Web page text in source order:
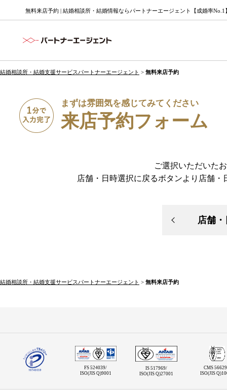
無料来店予約 | 結婚相談所・結婚情報ならパートナーエージェント【成婚率No.1
結婚相談所・結婚支援サービスパートナーエージェント > 無料来店予約
まずは雰囲気を感じてみてください
来店予約フォーム
ご選択いただいた
店舗・日時選択に戻るボタンより店舗
店舗
結婚相談所・結婚支援サービスパートナーエージェント > 無料来店予約
FS 524039/
ISO(JIS Q)9001
IS 517969/
ISO(JIS Q)27001
CMS
ISO(JIS